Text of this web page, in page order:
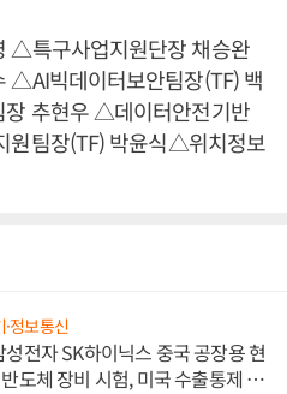
△특구사업지원단장 채승완
빅데이터보안팀장(TF) 백
추현우 △데이터안전기반
원팀장(TF) 박윤식△위치정보
·정보통신
전자 SK하이닉스 중국 공장용 현
도체 장비 시험, 미국 수출통제 대